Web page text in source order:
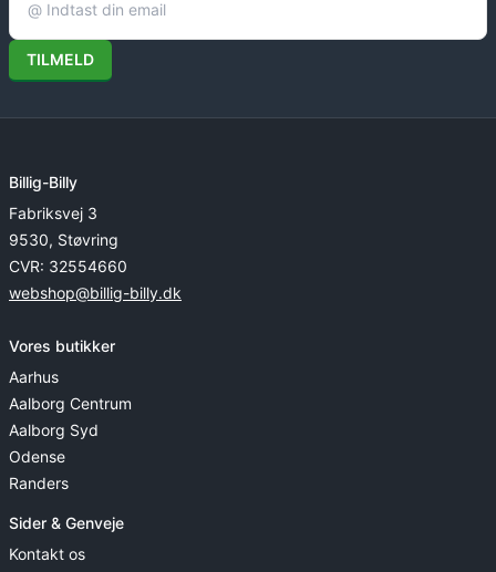
TILMELD
Billig-Billy
Fabriksvej 3
9530, Støvring
CVR: 32554660
webshop@billig-billy.dk
Vores butikker
Aarhus
Aalborg Centrum
Aalborg Syd
Odense
Randers
Sider & Genveje
Kontakt os